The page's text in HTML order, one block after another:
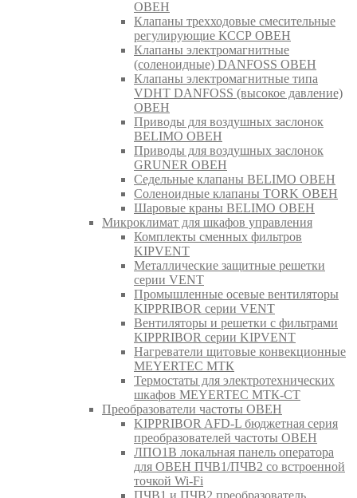
ОВЕН
Клапаны трехходовые смесительные
регулирующие КССР ОВЕН
Клапаны электромагнитные
(соленоидные) DANFOSS ОВЕН
Клапаны электромагнитные типа
VDHT DANFOSS (высокое давление)
ОВЕН
Приводы для воздушных заслонок
BELIMO ОВЕН
Приводы для воздушных заслонок
GRUNER ОВЕН
Седельные клапаны BELIMO ОВЕН
Соленоидные клапаны TORK ОВЕН
Шаровые краны BELIMO ОВЕН
Микроклимат для шкафов управления
Комплекты сменных фильтров
KIPVENT
Металлические защитные решетки
серии VENT
Промышленные осевые вентиляторы
KIPPRIBOR серии VENT
Вентиляторы и решетки с фильтрами
KIPPRIBOR серии KIPVENT
Нагреватели щитовые конвекционные
MEYERTEC МТК
Термостаты для электротехнических
шкафов MEYERTEC МТК-СТ
Преобразователи частоты ОВЕН
KIPPRIBOR AFD-L бюджетная серия
преобразователей частоты ОВЕН
ЛПО1В локальная панель оператора
для ОВЕН ПЧВ1/ПЧВ2 со встроенной
точкой Wi-Fi
ПЧВ1 и ПЧВ2 преобразователь